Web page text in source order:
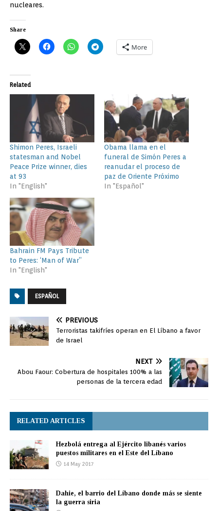
nucleares.
Share
More
Related
Shimon Peres, Israeli
statesman and Nobel
Peace Prize winner, dies
at 93
In "English"
Obama llama en el
funeral de Simón Peres a
reanudar el proceso de
paz de Oriente Próximo
In "Español"
Bahrain FM Pays Tribute
to Peres: ‘Man of War”
In "English"
ESPAÑOL
PREVIOUS
Terroristas takifríes operan en El Líbano a favor
de Israel
NEXT
Abou Faour: Cobertura de hospitales 100% a las
personas de la tercera edad
RELATED ARTICLES
Hezbolá entrega al Ejército libanés varios
puestos militares en el Este del Líbano
14 May 2017
Dahie, el barrio del Líbano donde más se siente
la guerra siria